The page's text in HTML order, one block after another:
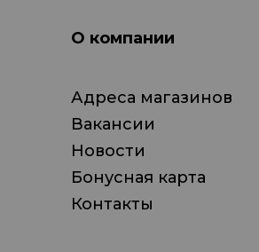
О компании
Адреса магазинов
Вакансии
Новости
Бонусная карта
Контакты